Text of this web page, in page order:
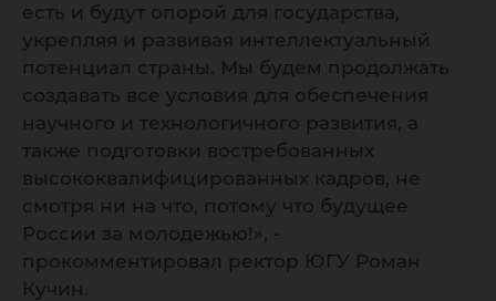
есть и будут опорой для государства,
укрепляя и развивая интеллектуальный
потенциал страны. Мы будем продолжать
создавать все условия для обеспечения
научного и технологичного развития, а
также подготовки востребованных
высококвалифицированных кадров, не
смотря ни на что, потому что будущее
России за молодежью!», -
прокомментировал ректор ЮГУ Роман
Кучин.